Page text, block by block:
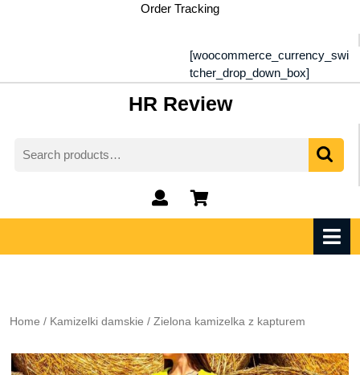
Order Tracking
[woocommerce_currency_swi
tcher_drop_down_box]
HR Review
for:
My
Account
shopping
cart
Home / Kamizelki damskie / Zielona kamizelka z kapturem